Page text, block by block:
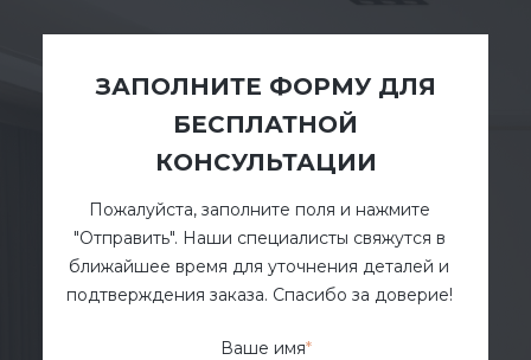
ЗАПОЛНИТЕ ФОРМУ ДЛЯ
БЕСПЛАТНОЙ
КОНСУЛЬТАЦИИ
Пожалуйста, заполните поля и нажмите
"Отправить". Наши специалисты свяжутся в
ближайшее время для уточнения деталей и
подтверждения заказа. Спасибо за доверие!
Ваше имя*